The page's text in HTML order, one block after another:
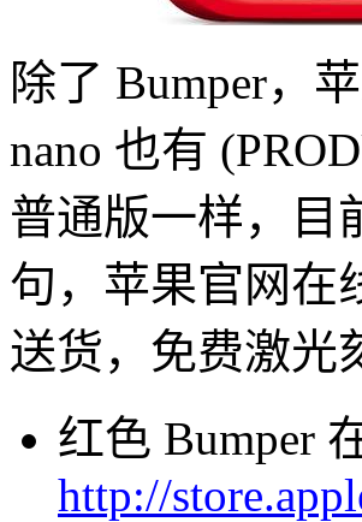
除了 Bumper，
nano 也有
普通版一样，目
句，苹果官网在
送货，免费激光
红色 Bumper
http://